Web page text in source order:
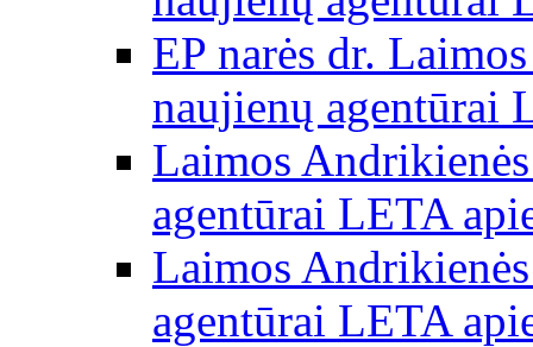
EP narės dr.
naujienų agentūrai
Laimos
agentūrai LETA
Laimos
agentūrai LETA